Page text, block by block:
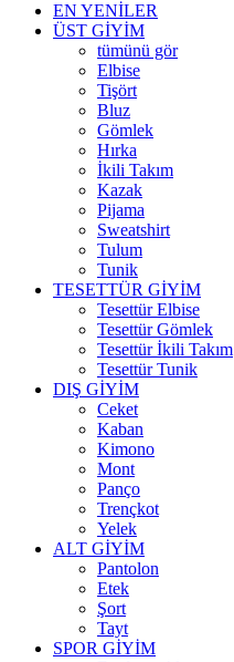
EN YENİLER
ÜST GİYİM
tümünü gör
Elbise
Tişört
Bluz
Gömlek
Hırka
İkili Takım
Kazak
Pijama
Sweatshirt
Tulum
Tunik
TESETTÜR GİYİM
Tesettür Elbise
Tesettür Gömlek
Tesettür İkili Takım
Tesettür Tunik
DIŞ GİYİM
Ceket
Kaban
Kimono
Mont
Panço
Trençkot
Yelek
ALT GİYİM
Pantolon
Etek
Şort
Tayt
SPOR GİYİM